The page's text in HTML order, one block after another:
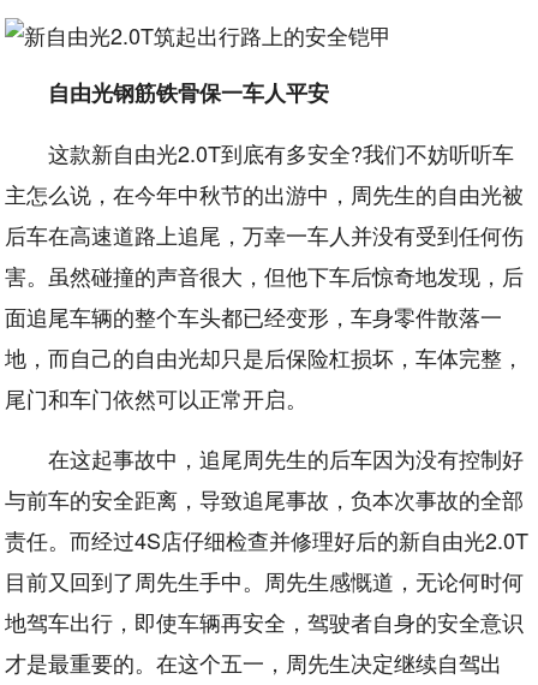
自由光钢筋铁骨保一车人平安
这款新自由光2.0T到底有多安全?我们不妨听听车
主怎么说，在今年中秋节的出游中，周先生的自由光被
后车在高速道路上追尾，万幸一车人并没有受到任何伤
害。虽然碰撞的声音很大，但他下车后惊奇地发现，后
面追尾车辆的整个车头都已经变形，车身零件散落一
地，而自己的自由光却只是后保险杠损坏，车体完整，
尾门和车门依然可以正常开启。
在这起事故中，追尾周先生的后车因为没有控制好
与前车的安全距离，导致追尾事故，负本次事故的全部
责任。而经过4S店仔细检查并修理好后的新自由光2.0T
目前又回到了周先生手中。周先生感慨道，无论何时何
地驾车出行，即使车辆再安全，驾驶者自身的安全意识
才是最重要的。在这个五一，周先生决定继续自驾出